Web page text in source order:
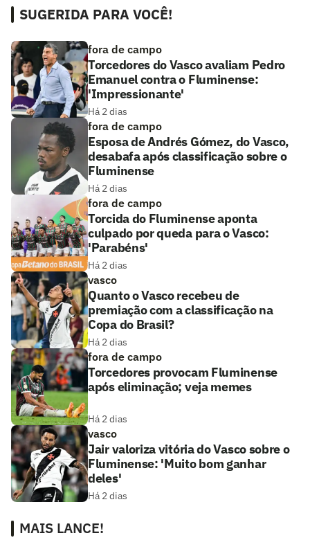
SUGERIDA PARA VOCÊ!
fora de campo
Torcedores do Vasco avaliam Pedro
Emanuel contra o Fluminense:
'Impressionante'
Há 2 dias
fora de campo
Esposa de Andrés Gómez, do Vasco,
desabafa após classificação sobre o
Fluminense
Há 2 dias
fora de campo
Torcida do Fluminense aponta
culpado por queda para o Vasco:
'Parabéns'
Há 2 dias
vasco
Quanto o Vasco recebeu de
premiação com a classificação na
Copa do Brasil?
Há 2 dias
fora de campo
Torcedores provocam Fluminense
após eliminação; veja memes
Há 2 dias
vasco
Jair valoriza vitória do Vasco sobre o
Fluminense: 'Muito bom ganhar
deles'
Há 2 dias
MAIS LANCE!